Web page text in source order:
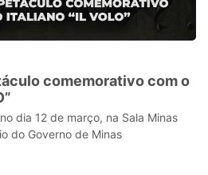
comemorativo com o
dia 12 de março, na Sala Minas
do Governo de Minas